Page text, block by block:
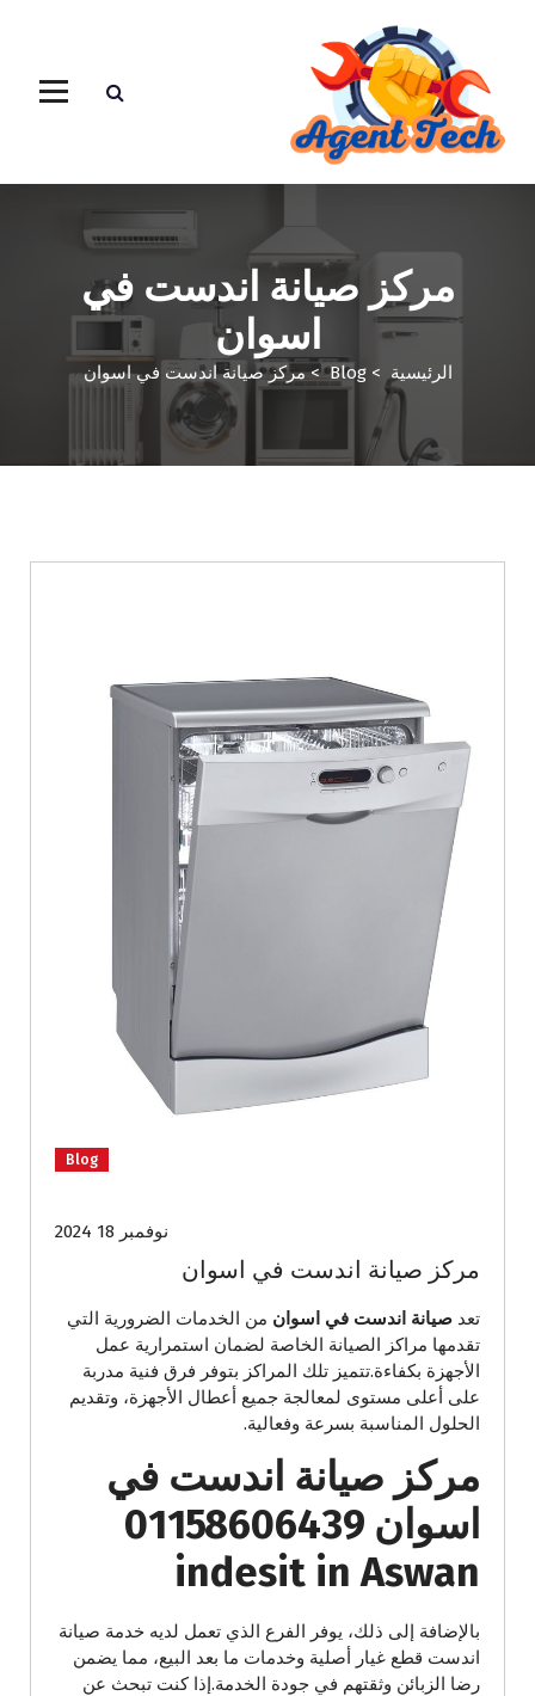
مركز صيانة اندست في
اسوان
الرئيسية >
Blog
>مركز صيانة اندست في اسوان
Blog
نوفمبر 18 2024
مركز صيانة اندست في اسوان
تعد صيانة اندست في اسوان من الخدمات الضرورية التي
تقدمها مراكز الصيانة الخاصة لضمان استمرارية عمل
الأجهزة بكفاءة.تتميز تلك المراكز بتوفر فرق فنية مدربة
على أعلى مستوى لمعالجة جميع أعطال الأجهزة، وتقديم
الحلول المناسبة بسرعة وفعالية.
مركز صيانة اندست في
اسوان 01158606439
indesit in Aswan
بالإضافة إلى ذلك، يوفر الفرع الذي تعمل لديه خدمة صيانة
اندست قطع غيار أصلية وخدمات ما بعد البيع، مما يضمن
رضا الزبائن وثقتهم في جودة الخدمة.إذا كنت تبحث عن